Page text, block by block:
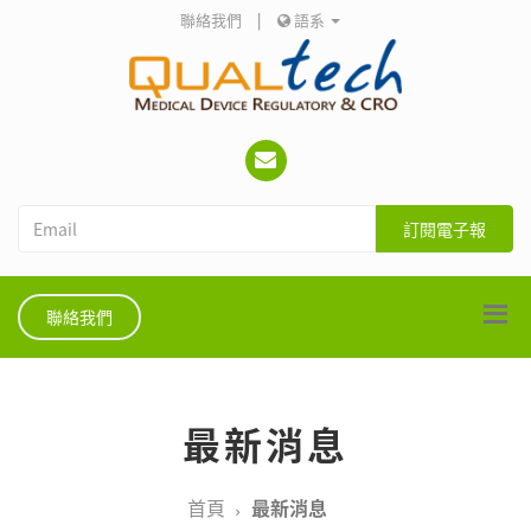
聯絡我們 | 語系
訂閱電子報
聯絡我們
最新消息
首頁 最新消息